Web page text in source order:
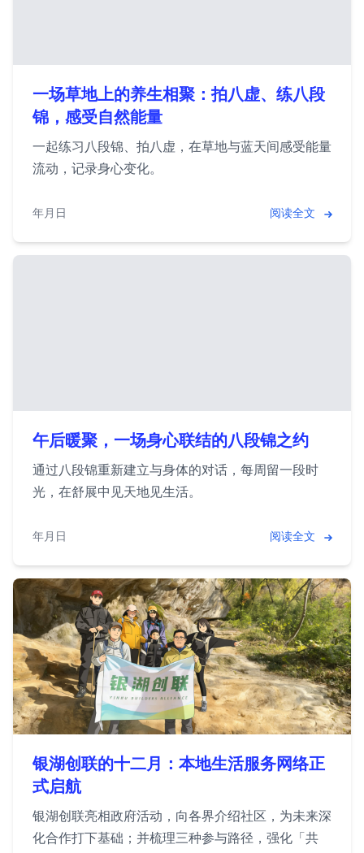
一场草地上的养生相聚：拍八虚、练八段
锦，感受自然能量
一起练习八段锦、拍八虚，在草地与蓝天间感受能量
流动，记录身心变化。
2026年2月2日 阅读全文
午后暖聚，一场身心联结的八段锦之约
通过八段锦重新建立与身体的对话，每周留一段时
光，在舒展中见天地见生活。
2026年1月24日 阅读全文
银湖创联的十二月：本地生活服务网络正
式启航
银湖创联亮相政府活动，向各界介绍社区，为未来深
化合作打下基础；并梳理三种参与路径，强化「共